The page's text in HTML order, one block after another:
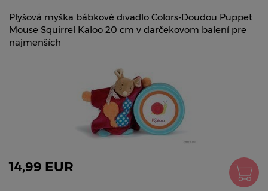
Plyšová myška bábkové divadlo Colors-Doudou Puppet
Mouse Squirrel Kaloo 20 cm v darčekovom balení pre
najmenších
14,99 EUR